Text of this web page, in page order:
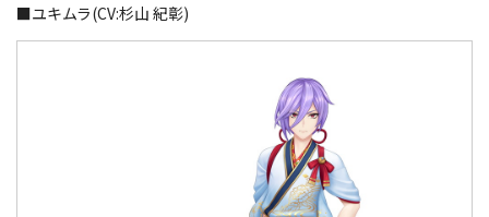
■ユキムラ(CV:杉山 紀彰)